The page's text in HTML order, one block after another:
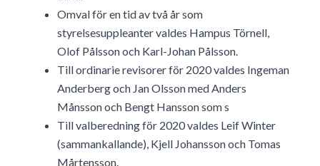
Omval för en tid av två år som
styrelsesuppleanter valdes Hampus Törnell,
Olof Pålsson och Karl-Johan Pålsson.
Till ordinarie revisorer för 2020 valdes Ingeman
Anderberg och Jan Olsson med Anders
Månsson och Bengt Hansson som s
Till valberedning för 2020 valdes Leif Winter
(sammankallande), Kjell Johansson och Tomas
Mårtensson.